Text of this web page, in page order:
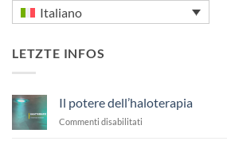
Italiano
LETZTE INFOS
Il potere dell’haloterapia
Commenti disabilitati